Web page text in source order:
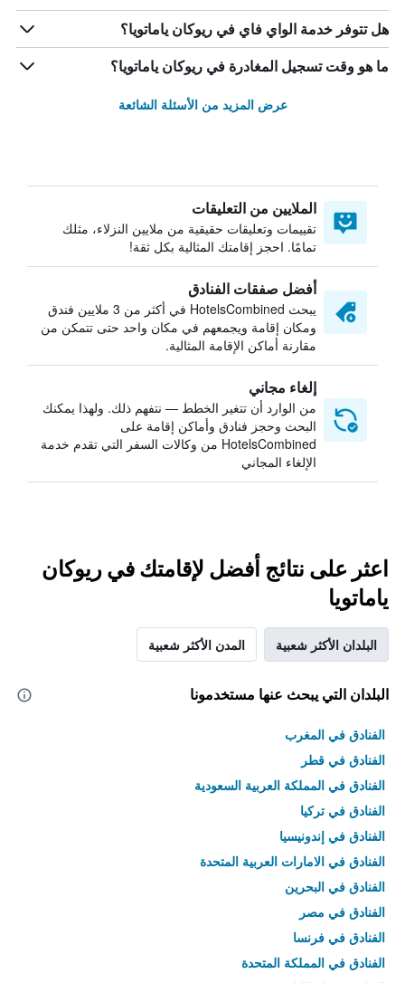
هل تتوفر خدمة الواي فاي في ريوكان ياماتويا؟
ما هو وقت تسجيل المغادرة في ريوكان ياماتويا؟
عرض المزيد من الأسئلة الشائعة
الملايين من التعليقات
تقييمات وتعليقات حقيقية من ملايين النزلاء، مثلك
تمامًا. احجز إقامتك المثالية بكل ثقة!
أفضل صفقات الفنادق
يبحث HotelsCombined في أكثر من 3 ملايين فندق
ومكان إقامة ويجمعهم في مكان واحد حتى تتمكن من
مقارنة أماكن الإقامة المثالية.
إلغاء مجاني
من الوارد أن تتغير الخطط — نتفهم ذلك. ولهذا يمكنك
البحث وحجز فنادق وأماكن إقامة على
HotelsCombined من وكالات السفر التي تقدم خدمة
الإلغاء المجاني
اعثر على نتائج أفضل لإقامتك في ريوكان
ياماتويا
البلدان الأكثر شعبية المدن الأكثر شعبية
البلدان التي يبحث عنها مستخدمونا
الفنادق في المغرب
الفنادق في قطر
الفنادق في المملكة العربية السعودية
الفنادق في تركيا
الفنادق في إندونيسيا
الفنادق في الامارات العربية المتحدة
الفنادق في البحرين
الفنادق في مصر
الفنادق في فرنسا
الفنادق في المملكة المتحدة